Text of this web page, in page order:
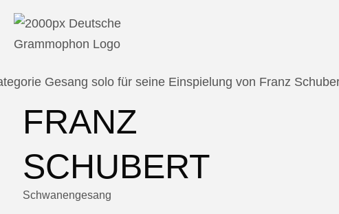
FRANZ
SCHUBERT
Schwanengesang
Gesang solo für seine Einspielung von Franz